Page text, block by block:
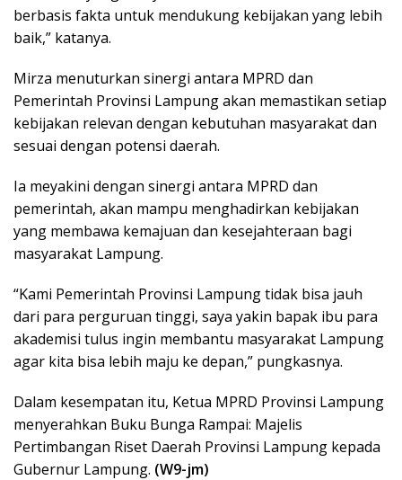
berbasis fakta untuk mendukung kebijakan yang lebih
baik,” katanya.
Mirza menuturkan sinergi antara MPRD dan
Pemerintah Provinsi Lampung akan memastikan setiap
kebijakan relevan dengan kebutuhan masyarakat dan
sesuai dengan potensi daerah.
Ia meyakini dengan sinergi antara MPRD dan
pemerintah, akan mampu menghadirkan kebijakan
yang membawa kemajuan dan kesejahteraan bagi
masyarakat Lampung.
“Kami Pemerintah Provinsi Lampung tidak bisa jauh
dari para perguruan tinggi, saya yakin bapak ibu para
akademisi tulus ingin membantu masyarakat Lampung
agar kita bisa lebih maju ke depan,” pungkasnya.
Dalam kesempatan itu, Ketua MPRD Provinsi Lampung
menyerahkan Buku Bunga Rampai: Majelis
Pertimbangan Riset Daerah Provinsi Lampung kepada
Gubernur Lampung. (W9-jm)